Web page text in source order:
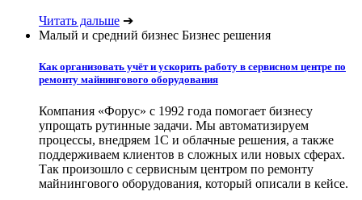
Читать дальше ➔
Малый и средний бизнес Бизнес решения
Как организовать учёт и ускорить работу в сервисном центре по
ремонту майнингового оборудования
Компания «Форус» с 1992 года помогает бизнесу
упрощать рутинные задачи. Мы автоматизируем
процессы, внедряем 1С и облачные решения, а также
поддерживаем клиентов в сложных или новых сферах.
Так произошло с сервисным центром по ремонту
майнингового оборудования, который описали в кейсе.